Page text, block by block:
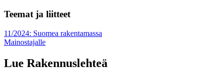
Teemat ja liitteet
11/2024: Suomea rakentamassa
Mainostajalle
Lue Rakennuslehteä